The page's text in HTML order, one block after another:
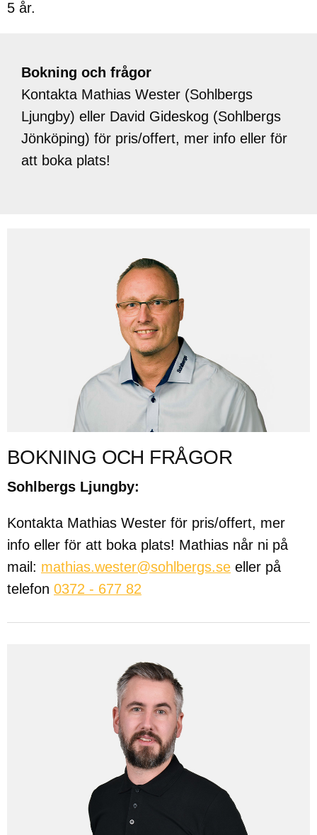
5 år.
Bokning och frågor
Kontakta Mathias Wester (Sohlbergs
Ljungby) eller David Gideskog (Sohlbergs
Jönköping) för pris/offert, mer info eller för
att boka plats!
BOKNING OCH FRÅGOR
Sohlbergs Ljungby:
Kontakta Mathias Wester för pris/offert, mer
info eller för att boka plats! Mathias når ni på
mail: mathias.wester@sohlbergs.se eller på
telefon 0372 - 677 82